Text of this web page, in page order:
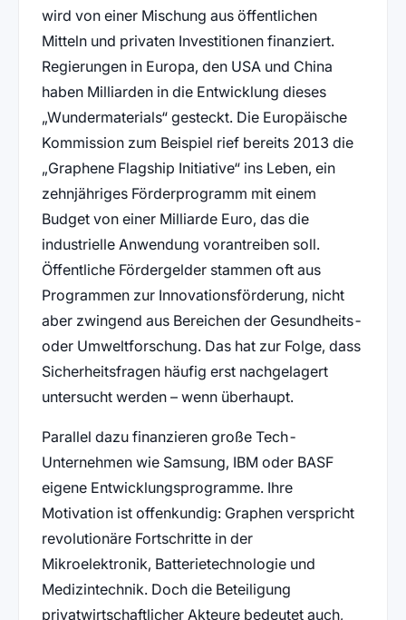
wird von einer Mischung aus öffentlichen
Mitteln und privaten Investitionen finanziert.
Regierungen in Europa, den USA und China
haben Milliarden in die Entwicklung dieses
„Wundermaterials“ gesteckt. Die Europäische
Kommission zum Beispiel rief bereits 2013 die
„Graphene Flagship Initiative“ ins Leben, ein
zehnjähriges Förderprogramm mit einem
Budget von einer Milliarde Euro, das die
industrielle Anwendung vorantreiben soll.
Öffentliche Fördergelder stammen oft aus
Programmen zur Innovationsförderung, nicht
aber zwingend aus Bereichen der Gesundheits-
oder Umweltforschung. Das hat zur Folge, dass
Sicherheitsfragen häufig erst nachgelagert
untersucht werden – wenn überhaupt.
Parallel dazu finanzieren große Tech-
Unternehmen wie Samsung, IBM oder BASF
eigene Entwicklungsprogramme. Ihre
Motivation ist offenkundig: Graphen verspricht
revolutionäre Fortschritte in der
Mikroelektronik, Batterietechnologie und
Medizintechnik. Doch die Beteiligung
privatwirtschaftlicher Akteure bedeutet auch,